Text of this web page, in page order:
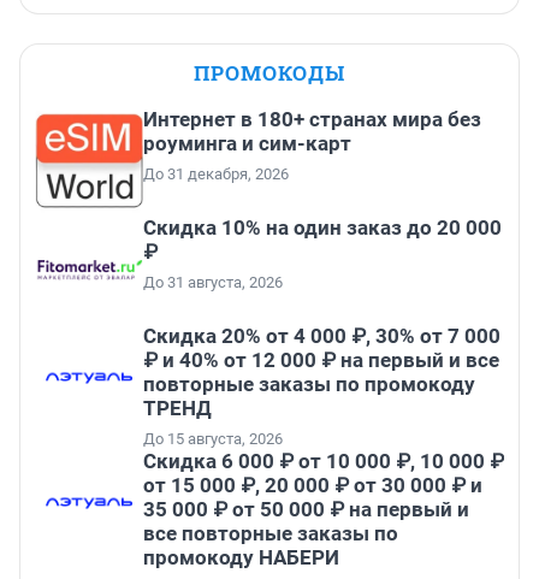
ПРОМОКОДЫ
Интернет в 180+ странах мира без
роуминга и сим-карт
До 31 декабря, 2026
Скидка 10% на один заказ до 20 000
₽
До 31 августа, 2026
Скидка 20% от 4 000 ₽, 30% от 7 000
₽ и 40% от 12 000 ₽ на первый и все
повторные заказы по промокоду
ТРЕНД
До 15 августа, 2026
Скидка 6 000 ₽ от 10 000 ₽, 10 000 ₽
от 15 000 ₽, 20 000 ₽ от 30 000 ₽ и
35 000 ₽ от 50 000 ₽ на первый и
все повторные заказы по
промокоду НАБЕРИ